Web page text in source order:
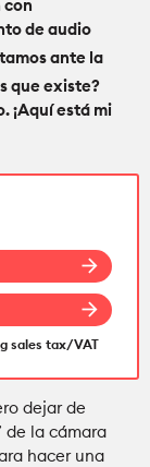
de audio
ante la
que existe?
¡Aquí está mi
arrow_forward
arrow_forward
sales tax/VAT
dejar de
de la cámara
hacer una